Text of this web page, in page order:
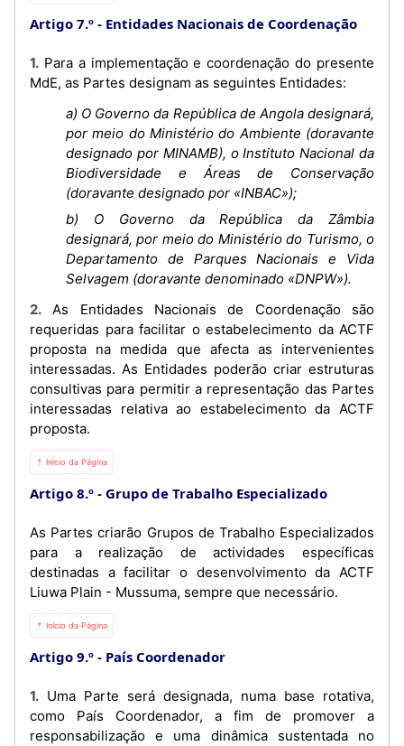
Artigo 7.º Entidades Nacionais de Coordenação
1. Para a implementação e coordenação do presente
MdE, as Partes designam as seguintes Entidades:
a) O Governo da República de Angola designará,
por meio do Ministério do Ambiente (doravante
designado por MINAMB), o Instituto Nacional da
Biodiversidade e Áreas de Conservação
(doravante designado por «INBAC»);
b) O Governo da República da Zâmbia
designará, por meio do Ministério do Turismo, o
Departamento de Parques Nacionais e Vida
Selvagem (doravante denominado «DNPW»).
2. As Entidades Nacionais de Coordenação são
requeridas para facilitar o estabelecimento da ACTF
proposta na medida que afecta as intervenientes
interessadas. As Entidades poderão criar estruturas
consultivas para permitir a representação das Partes
interessadas relativa ao estabelecimento da ACTF
proposta.
⇡ Início da Página
Artigo 8.º Grupo de Trabalho Especializado
As Partes criarão Grupos de Trabalho Especializados
para a realização de actividades específicas
destinadas a facilitar o desenvolvimento da ACTF
Liuwa Plain - Mussuma, sempre que necessário.
⇡ Início da Página
Artigo 9.º País Coordenador
1. Uma Parte será designada, numa base rotativa,
como País Coordenador, a fim de promover a
responsabilização e uma dinâmica sustentada no